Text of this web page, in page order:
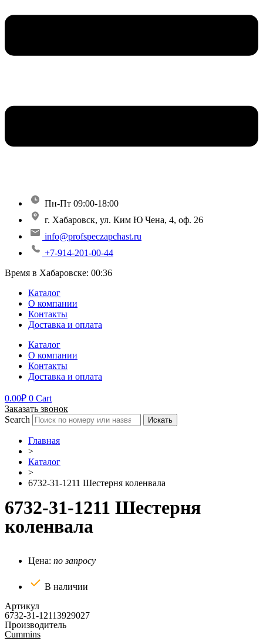
Пн-Пт 09:00-18:00
г. Хабаровск, ул. Ким Ю Чена, 4, оф. 26
info@profspeczapchast.ru
+7-914-201-00-44
Время в Хабаровске: 00:36
Каталог
О компании
Контакты
Доставка и оплата
Каталог
О компании
Контакты
Доставка и оплата
0.00₽ 0 Cart
Заказать звонок
Search
Искать
Главная
>
Каталог
>
6732-31-1211 Шестерня коленвала
6732-31-1211 Шестерня
коленвала
Цена: по запросу
В наличии
Артикул
6732-31-12113929027
Производитель
Cummins